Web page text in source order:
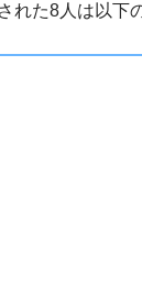
れた8人は以下